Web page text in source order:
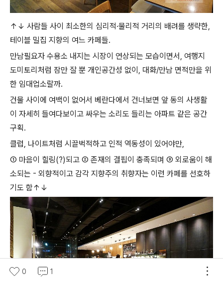
↑↓ 사람들 사이 최소한의 심리적·물리적 거리의 배려를 생략한,
테이블 밀집 지향의 여느 카페들.
만남필요자 수용소 내지는 시장이 연상되는 모습이면서, 여행지
도미토리처럼 잠만 잘 뿐 개인공간성 없이, 대화/만남 면적만을 위
한 임대업소랄까.
건물 사이에 여백이 없어서 베란다에서 건너보면 앞 동의 사생활
이 자세히 들여다보이고 싸우는 소리도 들리는 아파트 같은 공간
구획.
클럽, 나이트처럼 시끌벅적하고 인적 역동성이 있어야만,
① 마음이 힐링(?)되고 ② 존재의 결핍이 충족되며 ③ 외로움이 해
소되는 - 외향적이고 감각 지향주의 취향자는 이런 카페를 선호하
기도 함↑↓
0 1